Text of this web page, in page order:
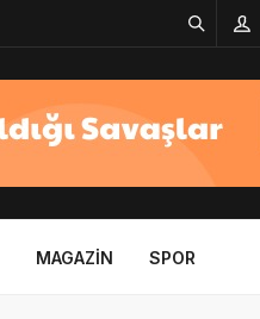
MAGAZIN SPOR